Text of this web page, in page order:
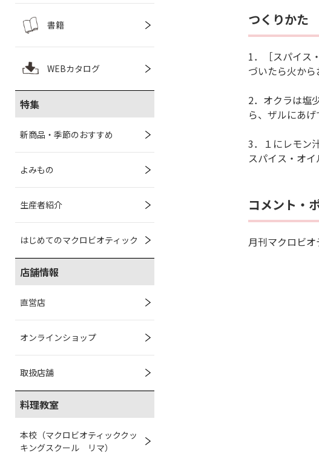
書籍
WEBカタログ
特集
新商品・季節のおすすめ
よみもの
生産者紹介
はじめてのマクロビオティック
店舗情報
直営店
オンラインショップ
取扱店舗
料理教室
本校（マクロビオティッククッ
キングスクール リマ）
つくりかた
1．［スパイス
づいたら火から
2．オクラは塩
ら、ザルにあ
3．１にレモン
スパイス・オ
コメント・
月刊マクロビ